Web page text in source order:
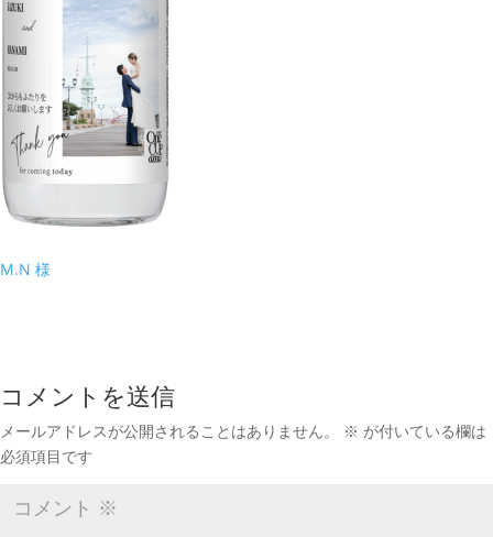
M.N 様
コメントを送信
メールアドレスが公開されることはありません。 ※ が付いている欄は
必須項目です